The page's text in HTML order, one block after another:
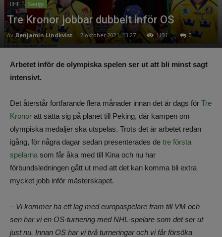
IIHF Sverige
Tre Kronor jobbar dubbelt inför OS
Av Benjamin Lindkvist - 7 oktober 2021, 13:27 1131 0
Arbetet inför de olympiska spelen ser ut att bli minst sagt
intensivt.
Det återstår fortfarande flera månader innan det är dags för Tre
Kronor att sätta sig på planet till Peking, där kampen om
olympiska medaljer ska utspelas. Trots det är arbetet redan
igång, för några dagar sedan presenterades de tre första
spelarna som får åka med till Kina och nu har
förbundsledningen gått ut med att det kan komma bli extra
mycket jobb inför mästerskapet.
– Vi kommer ha ett lag med europaspelare fram till VM och
sen har vi en OS-turnering med NHL-spelare som det ser ut
just nu. Innan OS har vi två turneringar och vi får försöka